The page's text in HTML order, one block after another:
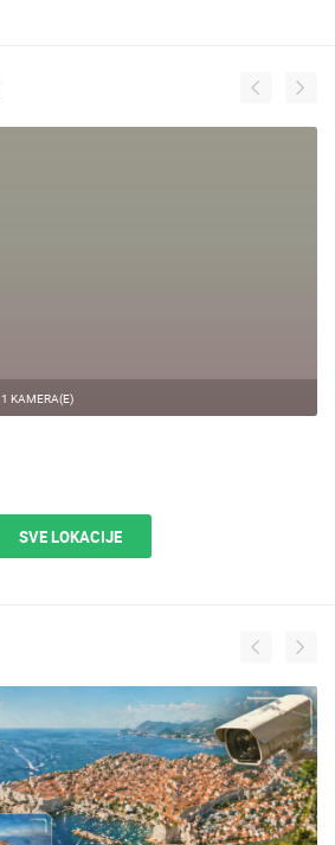
1 KAMERA(E)
SVE LOKACIJE